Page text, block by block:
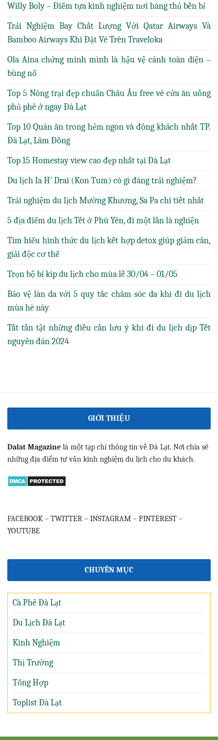
Willy Boly – Điểm tựa kinh nghiệm nơi hàng thủ bền bỉ
Trải Nghiệm Bay Chất Lượng Với Qatar Airways Và
Bamboo Airways Khi Đặt Vé Trên Traveloka
Ola Aina chứng minh mình là hậu vệ cánh toàn diện –
bùng nổ
Top 5 Nông trại đẹp chuẩn Châu Âu free vé cửa ăn uống
phủ phê ở ngay Đà Lạt
Top 10 Quán ăn trong hẻm ngon và đông khách nhất TP.
Đà Lạt, Lâm Đồng
Top 15 Homestay view cao đẹp nhất tại Đà Lạt
Du lịch Ia H’ Drai (Kon Tum) có gì đáng trải nghiệm?
Trải nghiệm du lịch Mường Khương, Sa Pa chi tiết nhất
5 địa điểm du lịch Tết ở Phú Yên, đi một lần là nghiện
Tìm hiểu hình thức du lịch kết hợp detox giúp giảm cân,
giải độc cơ thể
Trọn bộ bí kíp du lịch cho mùa lễ 30/04 – 01/05
Bảo vệ làn da với 5 quy tắc chăm sóc da khi đi du lịch
mùa hè này
Tất tần tật những điều cần lưu ý khi đi du lịch dịp Tết
nguyên đán 2024
GIỚI THIỆU
Dalat Magazine là một tạp chí thông tin về Đà Lạt. Nơi chia sẽ
những địa điểm tư vấn kinh nghiệm du lịch cho du khách.
FACEBOOK – TWITTER – INSTAGRAM – PINTEREST –
YOUTUBE
CHUYÊN MỤC
Cà Phê Đà Lạt
Du Lịch Đà Lạt
Kinh Nghiệm
Thị Trường
Tổng Hợp
Toplist Đà Lạt